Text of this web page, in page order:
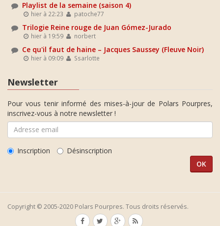
Playlist de la semaine (saison 4)
hier à 22:23 patoche77
Trilogie Reine rouge de Juan Gómez-Jurado
hier à 19:59 norbert
Ce qu'il faut de haine – Jacques Saussey (Fleuve Noir)
hier à 09:09 Ssarlotte
Newsletter
Pour vous tenir informé des mises-à-jour de Polars Pourpres,
inscrivez-vous à notre newsletter !
Inscription Désinscription
Copyright © 2005-2020 Polars Pourpres. Tous droits réservés.